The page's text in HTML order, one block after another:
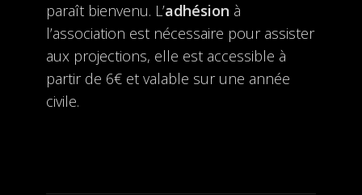
paraît bienvenu. L’adhésion à
l’association est nécessaire pour assister
aux projections, elle est accessible à
partir de 6€ et valable sur une année
civile.